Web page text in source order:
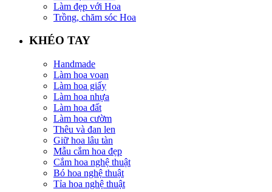
Làm đẹp với Hoa
Trồng, chăm sóc Hoa
KHÉO TAY
Handmade
Làm hoa voan
Làm hoa giấy
Làm hoa nhựa
Làm hoa đất
Làm hoa cườm
Thêu và đan len
Giữ hoa lâu tàn
Mẫu cắm hoa đẹp
Cắm hoa nghệ thuật
Bó hoa nghệ thuật
Tỉa hoa nghệ thuật